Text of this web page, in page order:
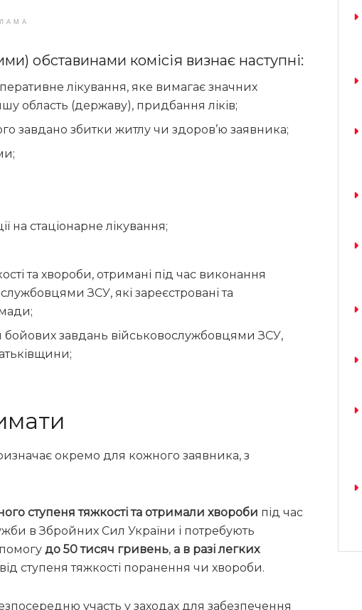
обставинами комісія визнає наступні:
лікування, яке вимагає значних
область (державу), придбання ліків;
завдано збитки житлу чи здоров’ю заявника;
на стаціонарне лікування;
та хвороби, отримані під час виконання
ЗСУ, які зареєстровані та
бойових завдань військовослужбовцями ЗСУ,
окремо для кожного заявника, з
ступеня тяжкості та отримали хвороби під час
в Збройних Сил України і потребують
до 50 тисяч гривень, а в разі легких
ступеня тяжкості поранення чи хвороби.
участь у заходах для забезпечення